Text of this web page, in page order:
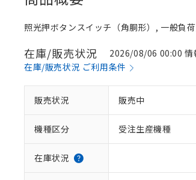
照光押ボタンスイッチ（角胴形）, 一般負
在庫/販売状況
2026/08/06 00:00 情
在庫/販売状況 ご利用条件
販売状況 販売中
機種区分 受注生産機種
在庫状況